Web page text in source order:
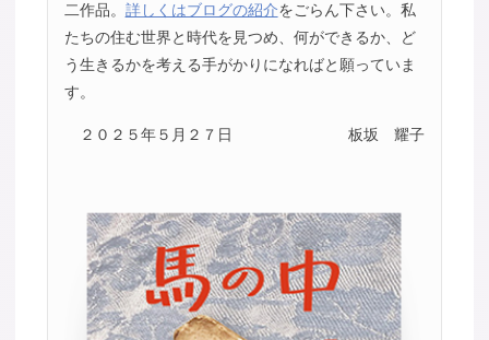
二作品。 詳しくはブログの紹介をごらん下さい。私
たちの住む世界と時代を見つめ、何ができるか、ど
う生きるかを考える手がかりになればと願っていま
す。
２０２５年５月２７日 板坂 耀子